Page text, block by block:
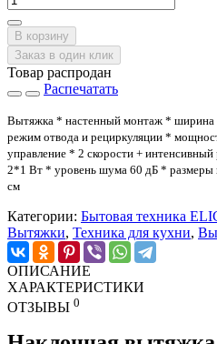
В корзину
Заказ в один клик
Товар распродан
Распечатать
Вытяжка * настенный монтаж * ширина
режим отвода и рециркуляции *
управление * 2 скорости +
2*1 Вт * уровень шума 60 дБ *
см
Категории: Бытовая техника
Вытяжки, Техника для кухни,
ОПИСАНИЕ
ХАРАКТЕРИСТИКИ
ОТЗЫВЫ 0